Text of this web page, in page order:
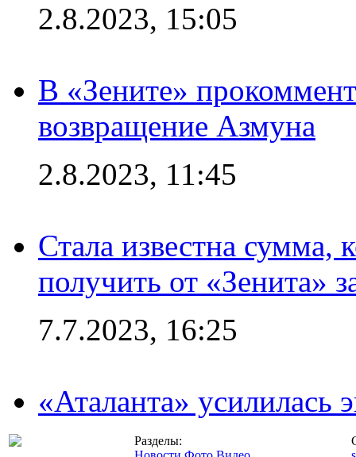
2.8.2023, 15:05
В «Зените»
возвращение Азмуна
2.8.2023, 11:45
Стала известна сумма,
получить от «Зенита»
7.7.2023, 16:25
«Аталанта»
Разделы: